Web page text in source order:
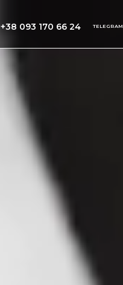
+38 093 170 66 24 TELEGRAM